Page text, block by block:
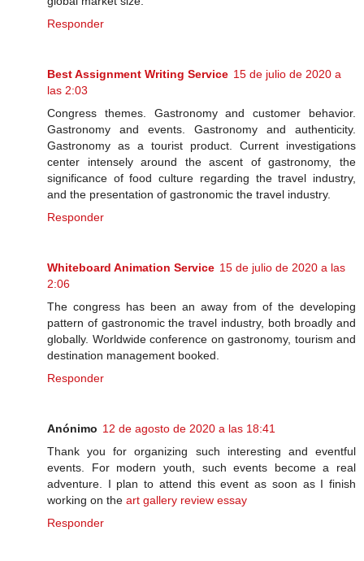
Responder
Best Assignment Writing Service 15 de julio de 2020 a
las 2:03
Congress themes. Gastronomy and customer behavior.
Gastronomy and events. Gastronomy and authenticity.
Gastronomy as a tourist product. Current investigations
center intensely around the ascent of gastronomy, the
significance of food culture regarding the travel industry,
and the presentation of gastronomic the travel industry.
Responder
Whiteboard Animation Service 15 de julio de 2020 a las
2:06
The congress has been an away from of the developing
pattern of gastronomic the travel industry, both broadly and
globally. Worldwide conference on gastronomy, tourism and
destination management booked.
Responder
Anónimo 12 de agosto de 2020 a las 18:41
Thank you for organizing such interesting and eventful
events. For modern youth, such events become a real
adventure. I plan to attend this event as soon as I finish
working on the art gallery review essay
Responder